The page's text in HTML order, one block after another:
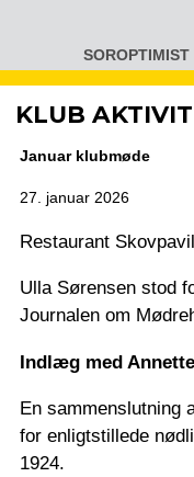
KLUB
Januar klubmøde
27. januar 2026
Restaurant
Ulla Sørensen stod
Journalen om
Indlæg med
En sammenslutning
for enligtstillede
1924.